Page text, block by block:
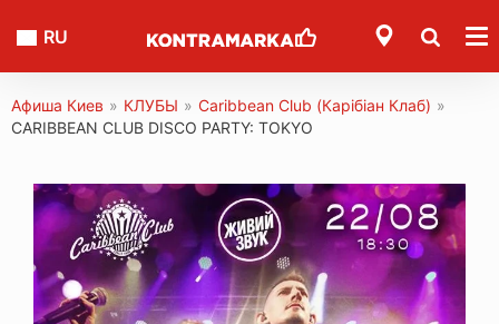
RU
Афиша Киев » КЛУБЫ » Caribbean Club (Карібіан Клаб) »
CARIBBEAN CLUB DISCO PARTY: TOKYO